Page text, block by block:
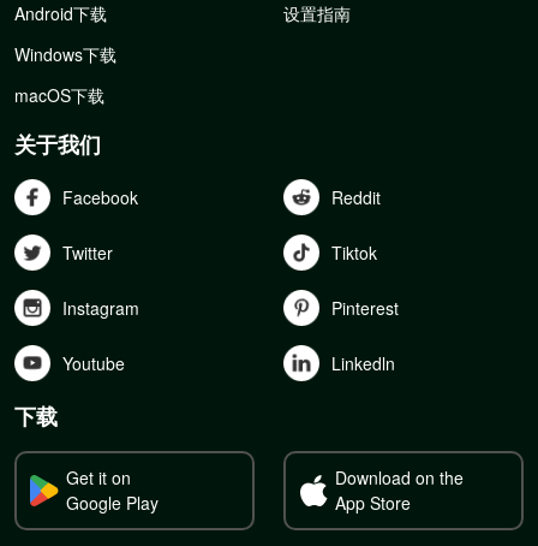
Android下载
Windows下载
macOS下载
设置指南
关于我们
Facebook Reddit
Twitter Tiktok
Instagram Pinterest
Youtube Linkedln
下载
Get it on
Google Play
Download on the
App Store